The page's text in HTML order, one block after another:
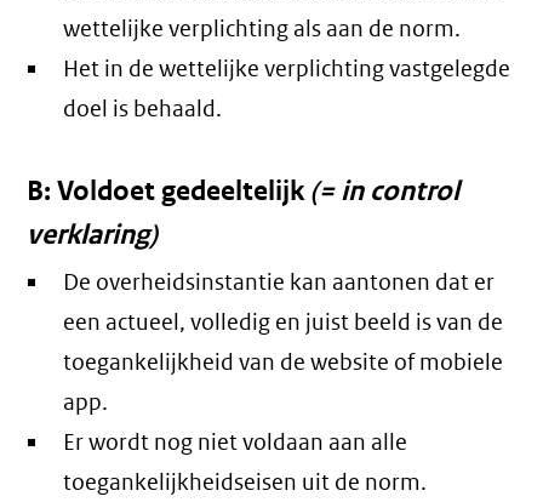
wettelijke verplichting als aan de norm.
Het in de wettelijke verplichting vastgelegde
doel is behaald.
B: Voldoet gedeeltelijk(= in control
verklaring)
De overheidsinstantie kan aantonen dat er
een actueel, volledig en juist beeld is van de
toegankelijkheid van de website of mobiele
app.
Er wordt nog niet voldaan aan alle
toegankelijkheidseisen uit de norm.